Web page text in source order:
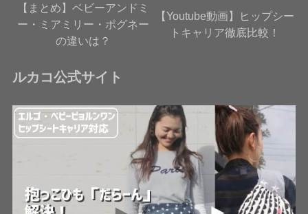
【まとめ】ベビーアンドミ
ー・ミアミリー・ポグネー
の違いは？
【Youtube動画】ヒップシー
トキャリア徹底比較！
ルカコ公式サイト